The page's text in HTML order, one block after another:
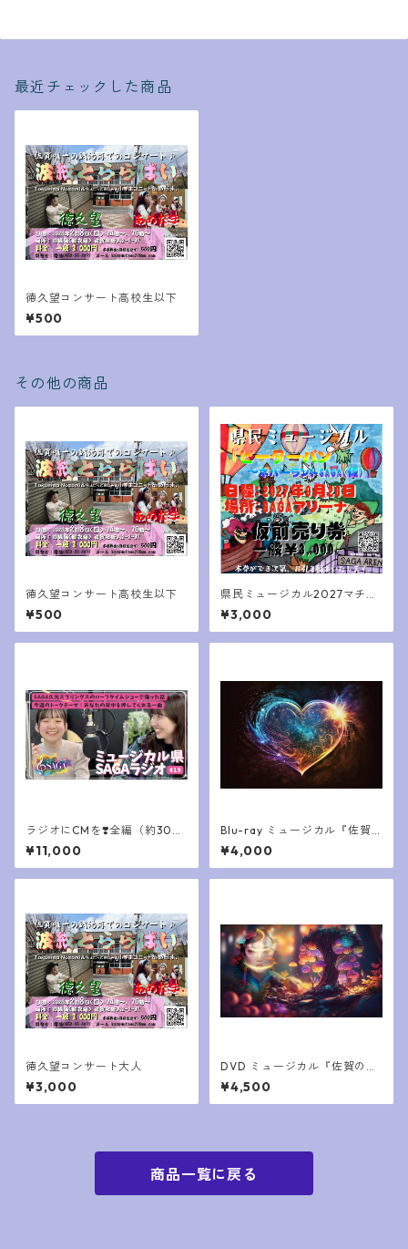
最近チェックした商品
徳久望コンサート高校生以下
¥500
その他の商品
徳久望コンサート高校生以下
¥500
県民ミュージカル2027マチネ
公演仮チケット（一般席）
¥3,000
ラジオにCMを❣️全編（約30
分）
¥11,000
Blu-ray ミュージカル『佐賀
の夜の夢』
¥4,000
徳久望コンサート大人
¥3,000
DVD ミュージカル『佐賀の夜
の夢』
¥4,500
商品一覧に戻る